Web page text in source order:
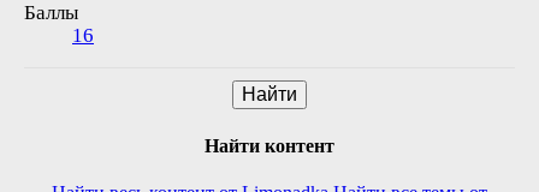
Баллы
16
Найти
Найти контент